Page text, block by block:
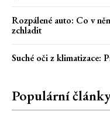
Rozpálené auto: Co v
zchladit
Suché oči z klimatizace:
Populární